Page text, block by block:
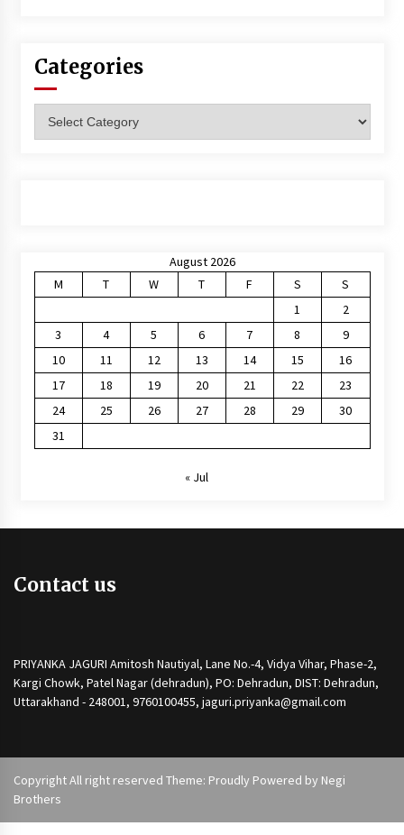
Categories
August 2026
M
T W T F S
S
1
2
3
4 5 6 7 8
9
10
11 12 13 14 15
16
17
18 19 20 21 22
23
24
25 26 27 28 29
30
31
« Jul
Contact us
PRIYANKA JAGURI Amitosh Nautiyal, Lane No.-4, Vidya Vihar, Phase-2,
Kargi Chowk, Patel Nagar (dehradun), PO: Dehradun, DIST: Dehradun,
Uttarakhand - 248001, 9760100455, jaguri.priyanka@gmail.com
Copyright All right reserved Theme: Proudly Powered by Negi
Brothers